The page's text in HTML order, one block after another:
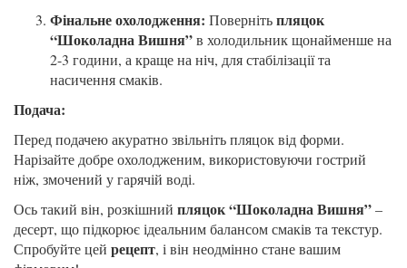
Фінальне охолодження: Повернітьпляцок
“Шоколадна Вишня”в холодильник щонайменше на
2-3 години, а краще на ніч, для стабілізації та
насичення смаків.
Подача:
Перед подачею акуратно звільніть пляцок від форми.
Нарізайте добре охолодженим, використовуючи гострий
ніж, змочений у гарячій воді.
Ось такий він, розкішний пляцок “Шоколадна Вишня”–
десерт, що підкорює ідеальним балансом смаків та текстур.
Спробуйте цей рецепт, і він неодмінно стане вашим